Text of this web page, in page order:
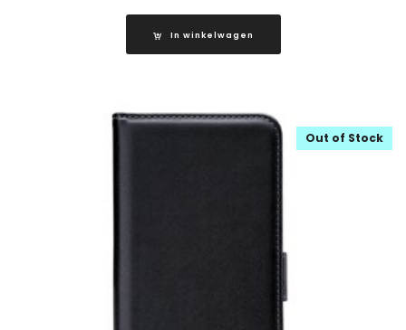
In winkelwagen
Out of Stock